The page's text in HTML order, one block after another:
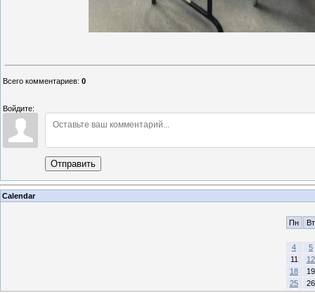
Всего комментариев: 0
Войдите:
Отправить
Calendar
Пн Вт
4
5
11
12
18
19
25
26